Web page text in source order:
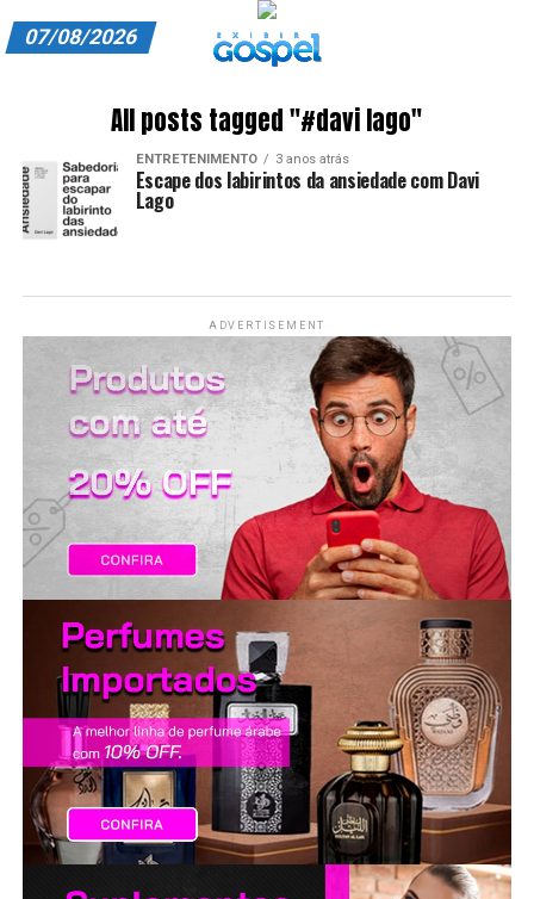
ASSINE
EDITORIAL
EXPEDIENTE
FINALIZAR COMPRA
HOME
LANÇAMENTOS
07/08/2026
All posts tagged "#davi lago"
ENTRETENIMENTO 3 anos atrás
Escape dos labirintos da ansiedade com Davi
Lago
ADVERTISEMENT